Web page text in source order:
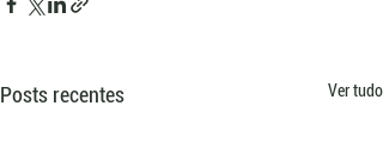
Posts recentes Ver tudo